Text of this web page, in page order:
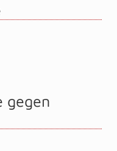
gegen